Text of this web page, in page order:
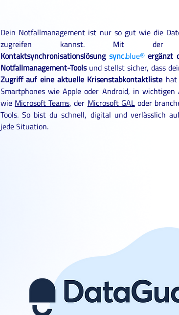
​Dein Notfallmanagement ist nur so gut wie die
zugreifen kannst. Mit
Kontaktsynchronisationslösung sync.blue® ergänzt
Notfallmanagement-Tools und stellst sicher, dass
Zugriff auf eine aktuelle Krisenstabkontaktliste
Smartphones wie Apple oder Android, in wichtigen
wie Microsoft Teams, der Microsoft GALoder
Tools. So bist du schnell, digital und verlässlich
jede Situation.